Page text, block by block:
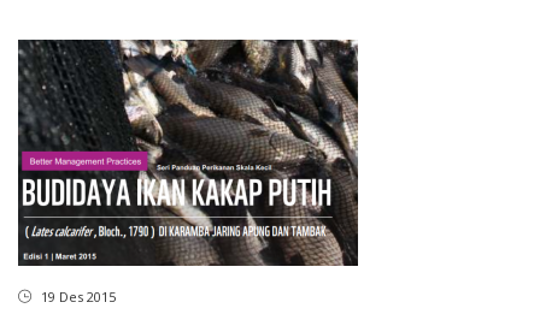
19 Des 2015